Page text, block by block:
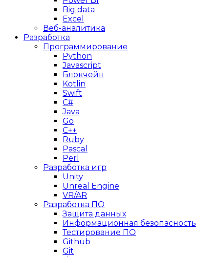
Big data
Excel
Веб-аналитика
Разработка
Программирование
Python
Javascript
Блокчейн
Kotlin
Swift
C#
Java
Go
C++
Ruby
Pascal
Perl
Разработка игр
Unity
Unreal Engine
VR/AR
Разработка ПО
Защита данных
Информационная безопасность
Тестирование ПО
Github
Git